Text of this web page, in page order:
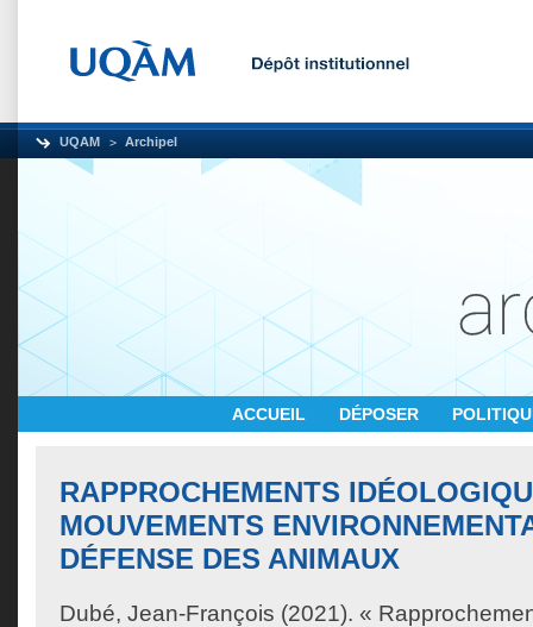
UQAM Archipel
ACCUEIL DÉPOSER
RAPPROCHEMENTS
MOUVEMENTS
DÉFENSE DES ANIMAUX
Dubé, Jean-François (2021). «